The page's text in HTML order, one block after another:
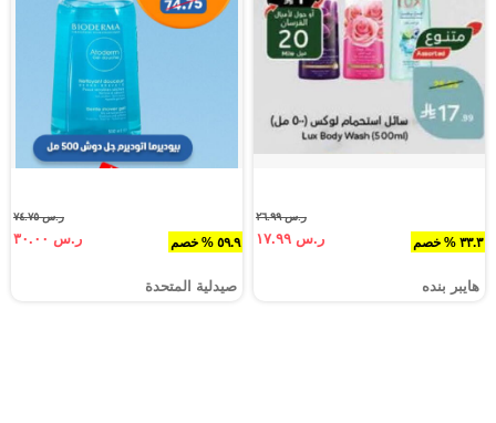
٣٣.٣ % خصم
ر.س ٢٦.٩٩
ر.س ١٧.٩٩
هايبر بنده
٥٩.٩ % خصم
ر.س ٧٤.٧٥
ر.س ٣٠.٠٠
صيدلية المتحدة